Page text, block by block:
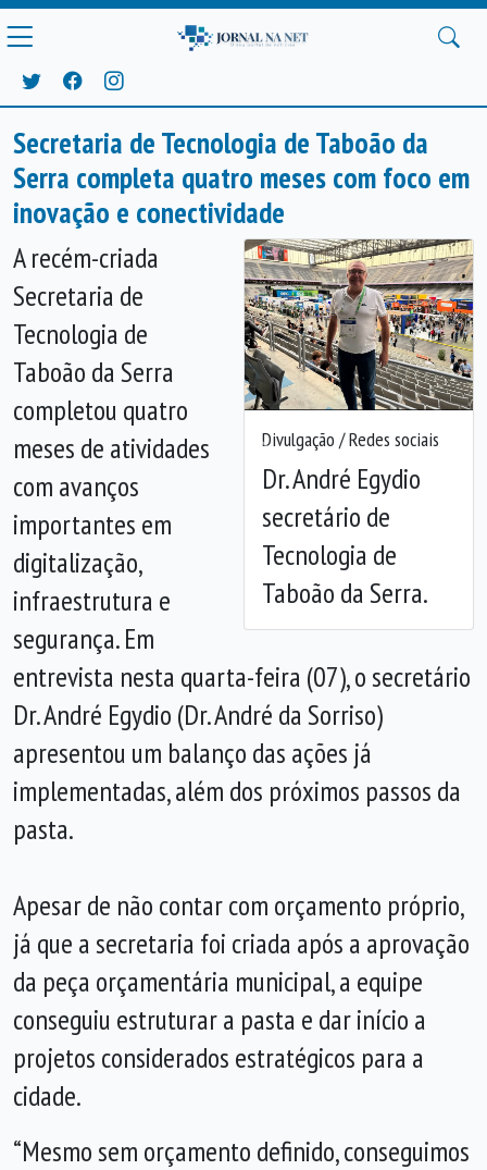
Secretaria de Tecnologia de Taboão da
Serra completa quatro meses com foco em
inovação e conectividade
Divulgação / Redes sociais
Dr. André Egydio
secretário de
Tecnologia de
Taboão da Serra.
Anterior
A recém-criada
Secretaria de
Tecnologia de
Taboão da Serra
completou quatro
meses de atividades
com avanços
importantes em
digitalização,
infraestrutura e
segurança. Em
entrevista nesta quarta-feira (07), o secretário
Dr. André Egydio (Dr. André da Sorriso)
apresentou um balanço das ações já
implementadas, além dos próximos passos da
pasta.
Apesar de não contar com orçamento próprio,
já que a secretaria foi criada após a aprovação
da peça orçamentária municipal, a equipe
conseguiu estruturar a pasta e dar início a
projetos considerados estratégicos para a
cidade.
“Mesmo sem orçamento definido, conseguimos